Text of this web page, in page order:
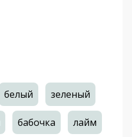
белый зеленый
бабочка лайм